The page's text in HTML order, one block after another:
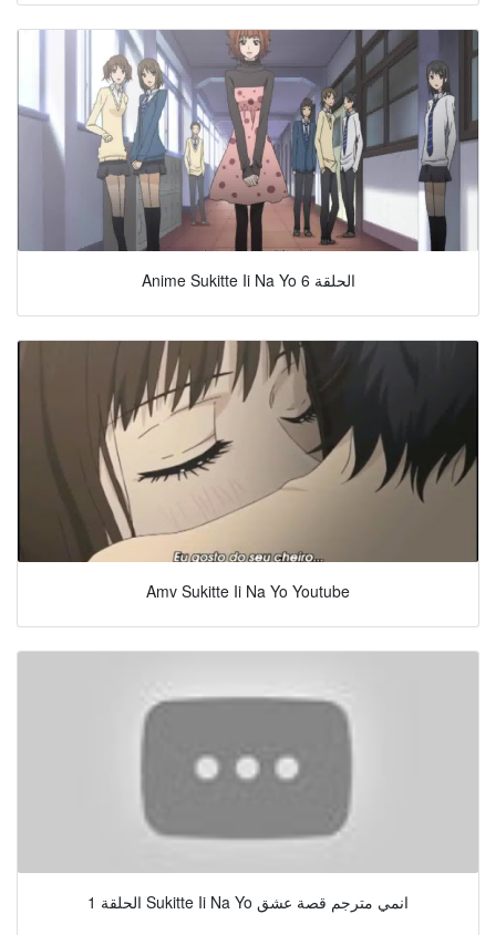
Anime Sukitte Ii Na Yo الحلقة 6
Amv Sukitte Ii Na Yo Youtube
الحلقة 1 Sukitte Ii Na Yo انمي مترجم قصة عشق